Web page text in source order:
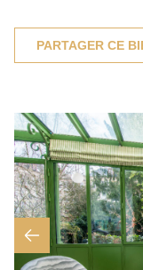
PARTAGER CE